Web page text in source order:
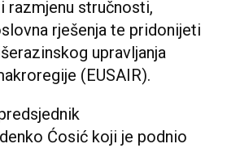
razmjenu stručnosti,
rješenja te pridonijeti
upravljanja
(EUSAIR).
Ćosić koji je podnio